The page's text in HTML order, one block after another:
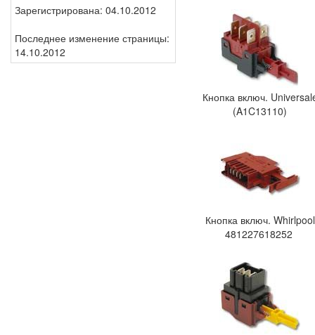
Зарегистрирована: 04.10.2012
Последнее изменение страницы:
14.10.2012
Кнопка включ.
(A1C13110)
Кнопка включ. Whirlpool
481227618252